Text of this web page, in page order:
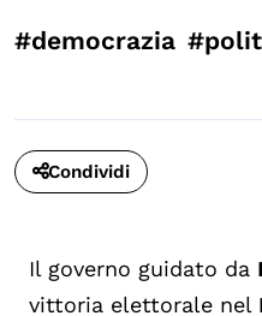
#democrazia
Condividi
Il governo guidato da
vittoria elettorale nel